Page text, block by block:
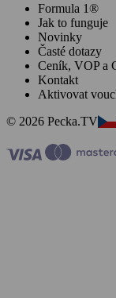
Formula 1®
Jak to funguje
Novinky
Časté dotazy
Ceník, VOP a
Kontakt
Aktivovat
© 2026 Pecka.TV